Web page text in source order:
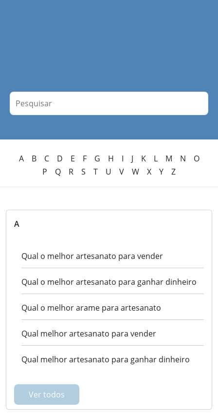
A B C D E F G H I J K L M N
O
P
Q R S T U V W X Y Z
A
Qual o melhor artesanato para vender
Qual o melhor artesanato para ganhar dinheiro
Qual o melhor arame para artesanato
Qual melhor artesanato para vender
Qual melhor artesanato para ganhar dinheiro
Ver todos